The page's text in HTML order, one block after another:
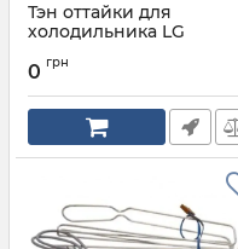
Тэн оттайки для
холодильника LG
Артикул:
0 грн